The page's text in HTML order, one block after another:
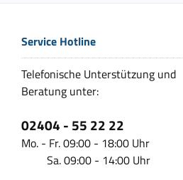
Service Hotline
Telefonische Unterstützung und
Beratung unter:
02404 - 55 22 22
Mo. - Fr. 09:00 - 18:00 Uhr
Sa. 09:00 - 14:00 Uhr